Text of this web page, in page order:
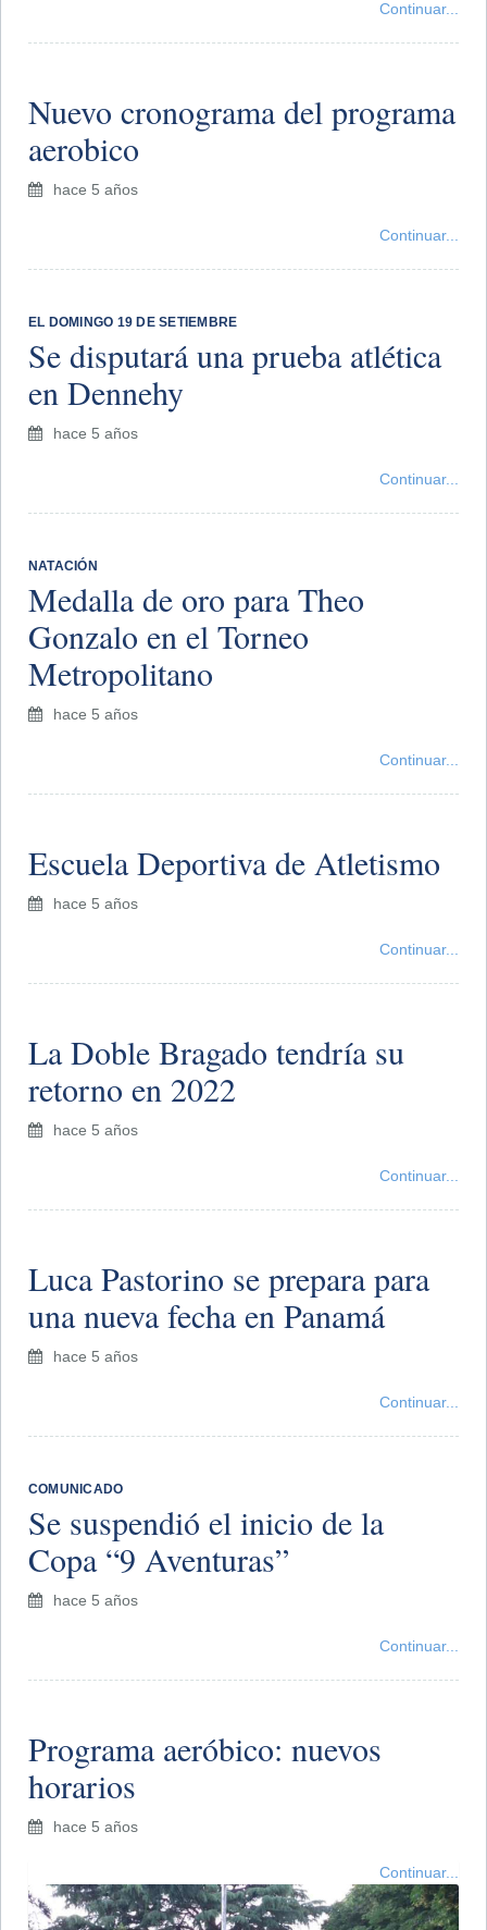
Continuar...
Nuevo cronograma del programa
aerobico
hace 5 años
Continuar...
EL DOMINGO 19 DE SETIEMBRE
Se disputará una prueba atlética
en Dennehy
hace 5 años
Continuar...
NATACIÓN
Medalla de oro para Theo
Gonzalo en el Torneo
Metropolitano
hace 5 años
Continuar...
Escuela Deportiva de Atletismo
hace 5 años
Continuar...
La Doble Bragado tendría su
retorno en 2022
hace 5 años
Continuar...
Luca Pastorino se prepara para
una nueva fecha en Panamá
hace 5 años
Continuar...
​COMUNICADO
Se suspendió el inicio de la
Copa “9 Aventuras”
hace 5 años
Continuar...
Programa aeróbico: nuevos
horarios
hace 5 años
Continuar...